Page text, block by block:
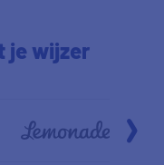
je wijzer